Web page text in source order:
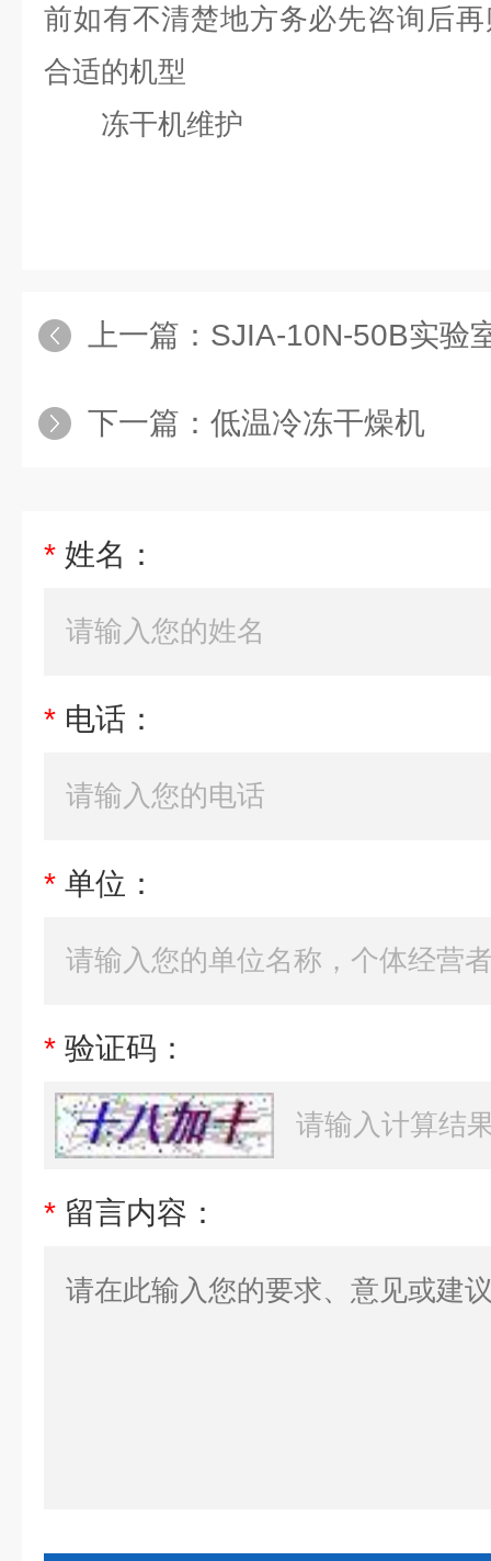
前如有不清楚地方务必先咨询后
合适的机型
冻干机维护
上一篇： SJIA-10N-50B实验
下一篇： 低温冷冻干燥机
* 姓名：
* 电话：
* 单位：
* 验证码：
* 留言内容：